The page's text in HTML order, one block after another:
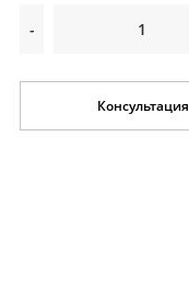
-
Консультация